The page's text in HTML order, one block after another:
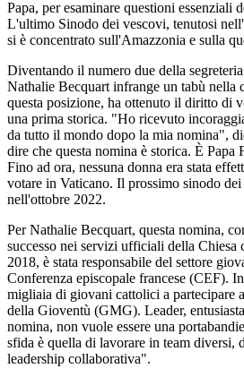
Papa, per esaminare questioni essenziali
L'ultimo Sinodo dei vescovi, tenutosi
si è concentrato sull'Amazzonia e sulla
Diventando il numero due della
Nathalie Becquart infrange un tabù nella
questa posizione, ha ottenuto il diritto di
una prima storica. "Ho ricevuto
da tutto il mondo dopo la mia nomina",
dire che questa nomina è storica. È Papa
Fino ad ora, nessuna donna era stata
votare in Vaticano. Il prossimo sinodo
nell'ottobre 2022.
Per Nathalie Becquart, questa nomina,
successo nei servizi ufficiali della Chiesa
2018, è stata responsabile del settore
Conferenza episcopale francese (CEF).
migliaia di giovani cattolici a partecipare
della Gioventù (GMG). Leader,
nomina, non vuole essere una
sfida è quella di lavorare in team diversi,
leadership collaborativa".